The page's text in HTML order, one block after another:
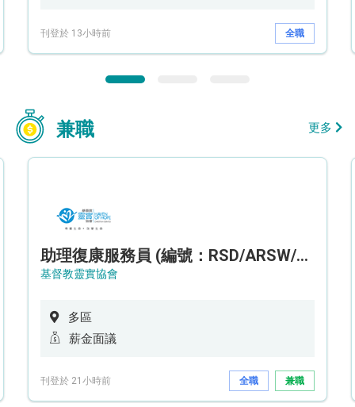
刊登於 13小時前 全職
兼職 更多
助理復康服務員 (編號：RSD/ARSW/CTE)
基督教靈實協會
多區
薪金面議
刊登於 21小時前 全職 兼職